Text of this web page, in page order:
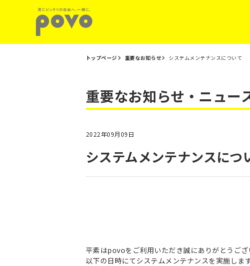
トップページ 重要なお知らせ システムメンテナンスについて
重要なお知らせ・ニュー
2022年09月09日
システムメンテナンスにつ
平素はpovoをご利用いただき誠にありがとうござ
以下の日時にてシステムメンテナンスを実施します